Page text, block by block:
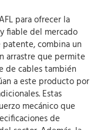
para ofrecer la
fiable del mercado
combina un
arrastre que permite
de cables también
a este producto por
Estas
mecánico que
de